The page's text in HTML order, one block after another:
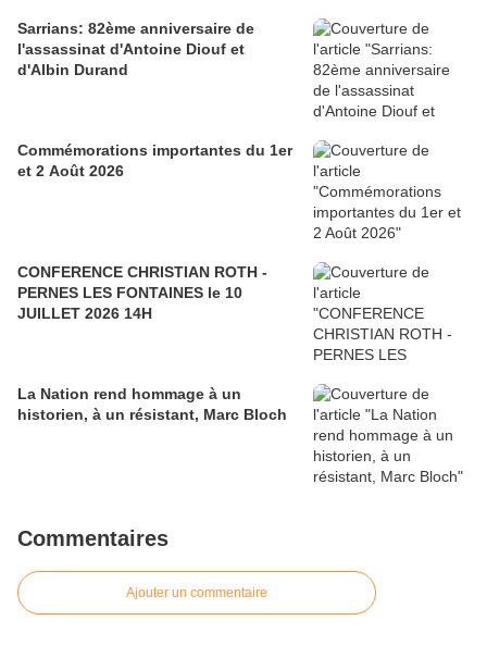
Sarrians: 82ème anniversaire de
l'assassinat d'Antoine Diouf et
d'Albin Durand
Commémorations importantes du 1er
et 2 Août 2026
CONFERENCE CHRISTIAN ROTH -
PERNES LES FONTAINES le 10
JUILLET 2026 14H
La Nation rend hommage à un
historien, à un résistant, Marc Bloch
Commentaires
Ajouter un commentaire